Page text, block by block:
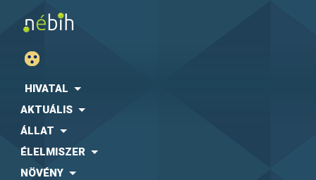
HIVATAL
AKTUÁLIS
ÁLLAT
ÉLELMISZER
NÖVÉNY